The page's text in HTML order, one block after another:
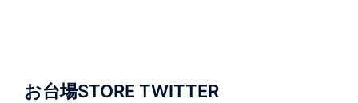
お台場STORE TWITTER